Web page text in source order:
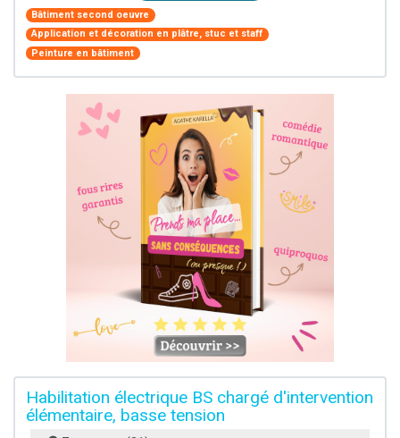
Bâtiment second oeuvre
Application et décoration en plâtre, stuc et staff
Peinture en bâtiment
Habilitation électrique BS chargé d'intervention
élémentaire, basse tension